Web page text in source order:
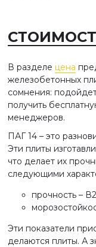
В разделе цена
железобетонных
сомнения:
получить
менеджеров.
ПАГ 14 – это
Эти плиты
что делает их
следующими
прочность –
Эти показатели
делаются плиты. А